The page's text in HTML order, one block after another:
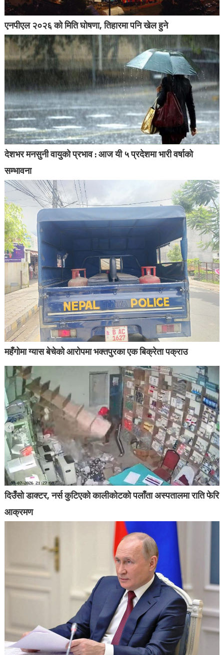
एनपीएल २०२६ को मिति घोषणा, तिहारमा पनि खेल हुने
देशभर मनसुनी वायुको प्रभाव : आज यी ५ प्रदेशमा भारी वर्षाको
सम्भावना
महँगोमा ग्यास बेचेको आरोपमा भक्तपुरका एक बिक्रेता पक्राउ
दिउँसो डाक्टर, नर्स कुटिएको कालीकोटको पलाँता अस्पतालमा राति फेरि
आक्रमण